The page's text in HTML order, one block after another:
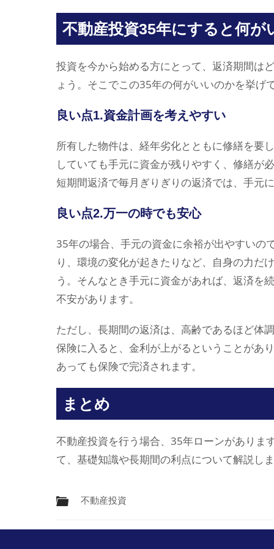
不動産投資35年にすると何が
投資を今から始める方にとって、返済期間は
ょう。そこでこの35年の何がいいのかを挙げ
良い点1.資金計画を考えやすい
所有した物件は、経年劣化とともに修繕を要
していても手元に資金が残りやすく、修繕が
短期間返済で毎月ぎりぎりの返済では、手元
良い点2.万一の時でも安心
35年の場合、手元の資金に余裕が出やすいの
り、環境の変化が起きたりなど、自身の力だ
う。そんなとき手元に資金があれば、返済を
不安があります。
ただし、長期間の返済は、高齢であるほど体
保険に入ると、金利が上がるということがあ
あっても保険で完済されます。
まとめ
不動産投資を行う場合、35年ローンがありま
て、基礎知識や長期間の利点について解説し
不動産投資